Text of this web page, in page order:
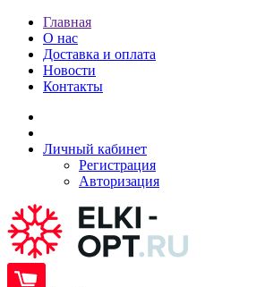
Главная
О нас
Доставка и оплата
Новости
Контакты
Личный кабинет
Регистрация
Авторизация